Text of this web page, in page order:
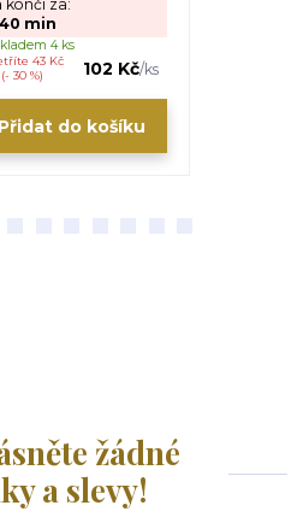
43 Kč
(- 30 %)
102 Kč/ks
4 ks
končí za:
40 min
Přidat do košíku
žádné
a slevy!